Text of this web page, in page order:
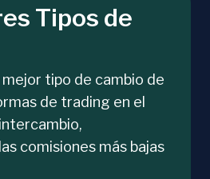
Tipos de
mejor tipo de cambio de
de trading en el
comisiones más bajas